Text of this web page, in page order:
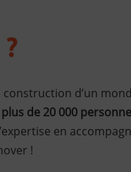
d’un
plus de 20 000
en
!